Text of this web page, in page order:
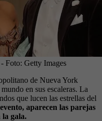
- Foto: Getty Images
de Nueva York
en sus escaleras. La
que lucen las estrellas del
aparecen las parejas
la gala.